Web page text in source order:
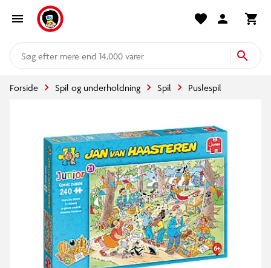
mere end 14.000 varer
Forside Spil og underholdning Spil Puslespil